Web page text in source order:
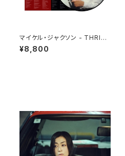
マイケル・ジャクソン - THRILL
ER[PICTURE VINYL](LP)
¥8,800